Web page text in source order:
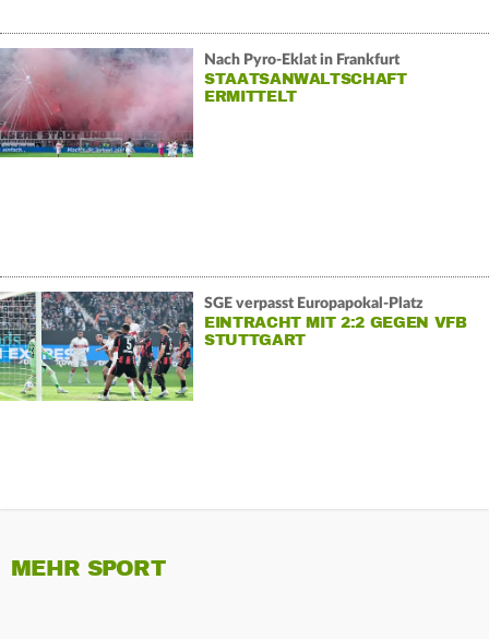
Nach Pyro-Eklat in Frankfurt
STAATSANWALTSCHAFT
ERMITTELT
SGE verpasst Europapokal-Platz
EINTRACHT MIT 2:2 GEGEN VFB
STUTTGART
MEHR SPORT